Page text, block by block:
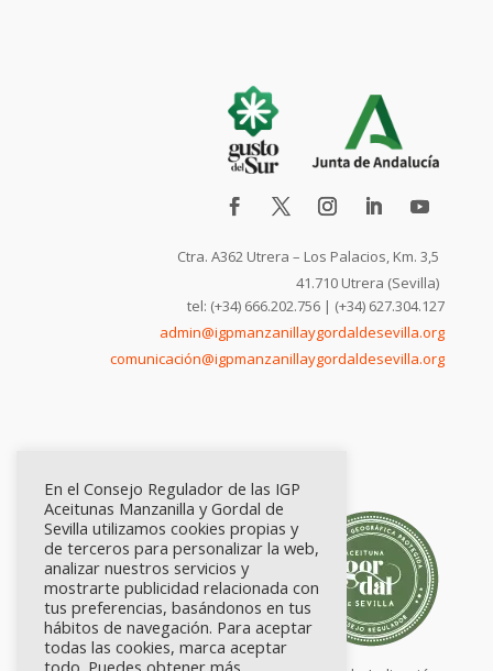
Ctra. A362 Utrera – Los Palacios, Km. 3,5
41.710 Utrera (Sevilla)
tel: (+34) 666.202.756 | (+34) 627.304.127
admin@igpmanzanillaygordaldesevilla.org
comunicación@igpmanzanillaygordaldesevilla.org
En el Consejo Regulador de las IGP
Aceitunas Manzanilla y Gordal de
Sevilla utilizamos cookies propias y
de terceros para personalizar la web,
analizar nuestros servicios y
mostrarte publicidad relacionada con
tus preferencias, basándonos en tus
hábitos de navegación. Para aceptar
todas las cookies, marca aceptar
todo. Puedes obtener más